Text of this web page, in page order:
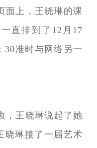
面上，王晓琳的课
直排到了12月17
30准时与网络另一
，王晓琳说起了她
晓琳接了一届艺术